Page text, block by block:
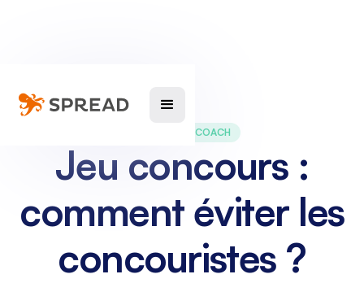
MARKETING COACH
Jeu concours :
comment éviter les
concouristes ?